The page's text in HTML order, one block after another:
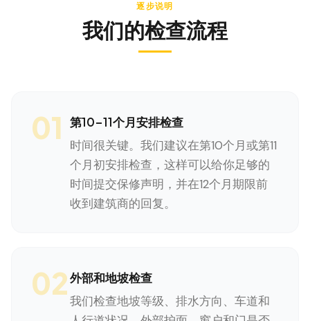
逐步说明
我们的检查流程
01 第10-11个月安排检查
时间很关键。我们建议在第10个月或第11
个月初安排检查，这样可以给你足够的
时间提交保修声明，并在12个月期限前
收到建筑商的回复。
02外部和地坡检查
我们检查地坡等级、排水方向、车道和